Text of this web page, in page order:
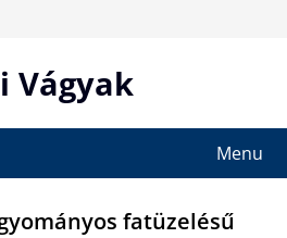
Vágyak
Menu
fatüzelésű